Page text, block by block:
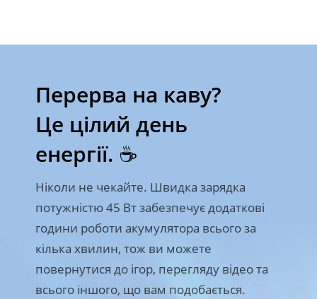
Ніколи не чекайте. Швидка зарядка
потужністю 45 Вт забезпечує додаткові
години роботи акумулятора всього за
кілька хвилин, тож ви можете
повернутися до ігор, перегляду відео та
всього іншого, що вам подобається.
Перерва на каву?
Це цілий день
енергії. ☕